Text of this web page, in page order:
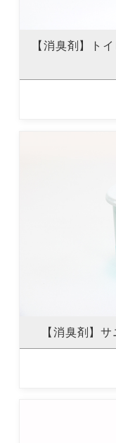
【消臭剤】ト
【消臭剤】